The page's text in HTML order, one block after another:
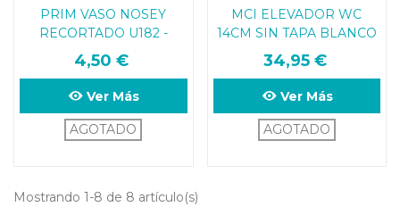
PRIM VASO NOSEY
RECORTADO U182 -
NOSE CUT-OUT CUP
(ESPECIAL DISFAGIA)
4,50 €
Ver Más
AGOTADO
MCI ELEVADOR WC
14CM SIN TAPA BLANCO
( HASTA 160 KG )
34,95 €
Ver Más
AGOTADO
Mostrando 1-8 de 8 artículo(s)